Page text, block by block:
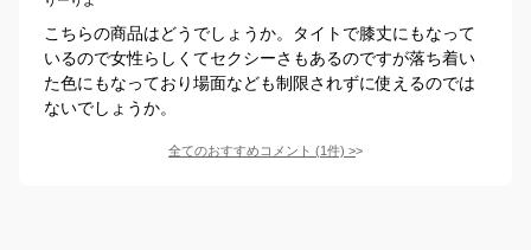
こちらの商品はどうでしょうか。タイトで膝丈にもなって
いるので女性らしくてセクシーさもあるのですが落ち着い
た色にもなっており場面なども制限されずに使えるのでは
ないでしょうか。
全てのおすすめコメント (1件) >